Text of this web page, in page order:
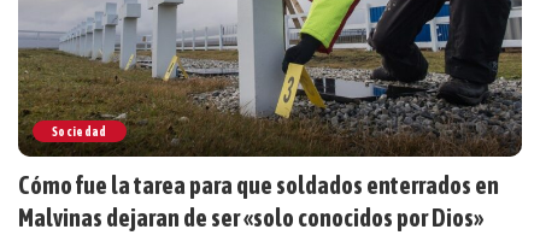
Sociedad
Cómo fue la tarea para que soldados enterrados en
Malvinas dejaran de ser «solo conocidos por Dios»